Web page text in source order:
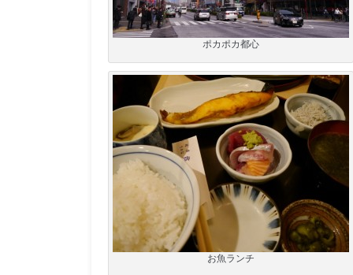
ポカポカ都心
お魚ランチ